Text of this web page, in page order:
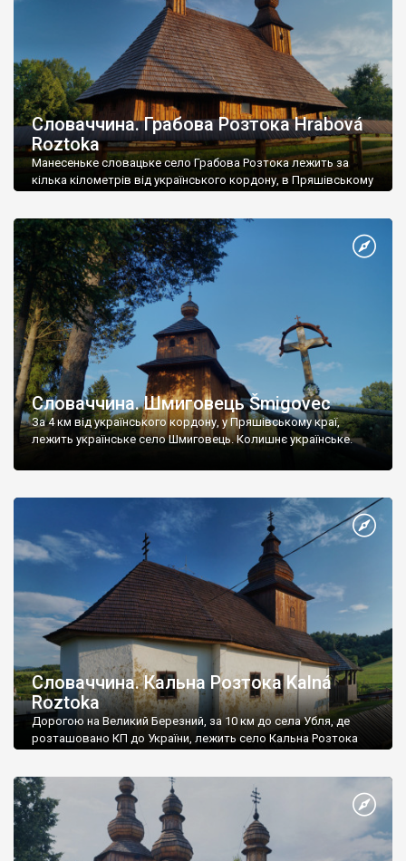
Словаччина. Грабова Розтока Hrabová
Roztoka
Манесеньке словацьке село Грабова Розтока лежить за
кілька кілометрів від українського кордону, в Пряшівському
Словаччина. Шмиговець Šmigovec
За 4 км від українського кордону, у Пряшівському краї,
лежить українське село Шмиговець. Колишнє українське.
Словаччина. Кальна Розтока Kalná
Roztoka
Дорогою на Великий Березний, за 10 км до села Убля, де
розташовано КП до України, лежить село Кальна Розтока